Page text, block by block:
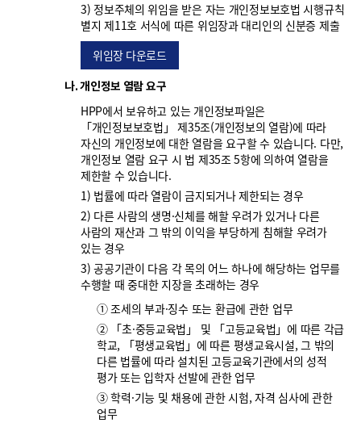
3) 정보주체의 위임을 받은 자는 개인정보보호법 시행규칙
별지 제11호 서식에 따른 위임장과 대리인의 신분증 제출
위임장 다운로드
나. 개인정보 열람 요구
HPP에서 보유하고 있는 개인정보파일은
「개인정보보호법」 제35조(개인정보의 열람)에 따라
자신의 개인정보에 대한 열람을 요구할 수 있습니다. 다만,
개인정보 열람 요구 시 법 제35조 5항에 의하여 열람을
제한할 수 있습니다.
1) 법률에 따라 열람이 금지되거나 제한되는 경우
2) 다른 사람의 생명·신체를 해할 우려가 있거나 다른
사람의 재산과 그 밖의 이익을 부당하게 침해할 우려가
있는 경우
3) 공공기관이 다음 각 목의 어느 하나에 해당하는 업무를
수행할 때 중대한 지장을 초래하는 경우
① 조세의 부과·징수 또는 환급에 관한 업무
② 「초·중등교육법」 및 「고등교육법」에 따른 각급
학교, 「평생교육법」에 따른 평생교육시설, 그 밖의
다른 법률에 따라 설치된 고등교육기관에서의 성적
평가 또는 입학자 선발에 관한 업무
③ 학력·기능 및 채용에 관한 시험, 자격 심사에 관한
업무